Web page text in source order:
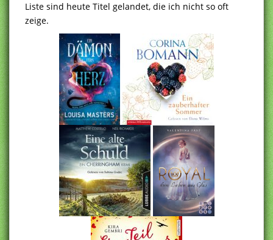
Liste sind heute Titel gelandet, die ich nicht so oft
zeige.